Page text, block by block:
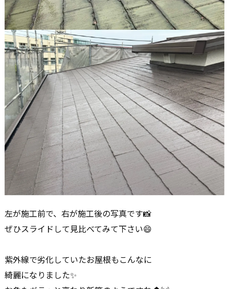
左が施工前で、右が施工後の写真です📸
ぜひスライドして見比べてみて下さい😄
紫外線で劣化していたお屋根もこんなに
綺麗になりました✨